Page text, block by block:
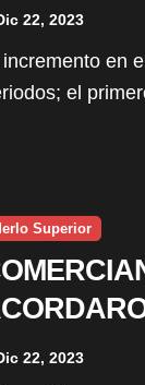
22, 2023
el
Superior
22, 2023